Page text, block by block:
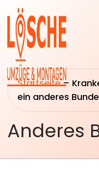
Startseite–
ein anderes
Anderes
Umzüge
Transport
Startseite